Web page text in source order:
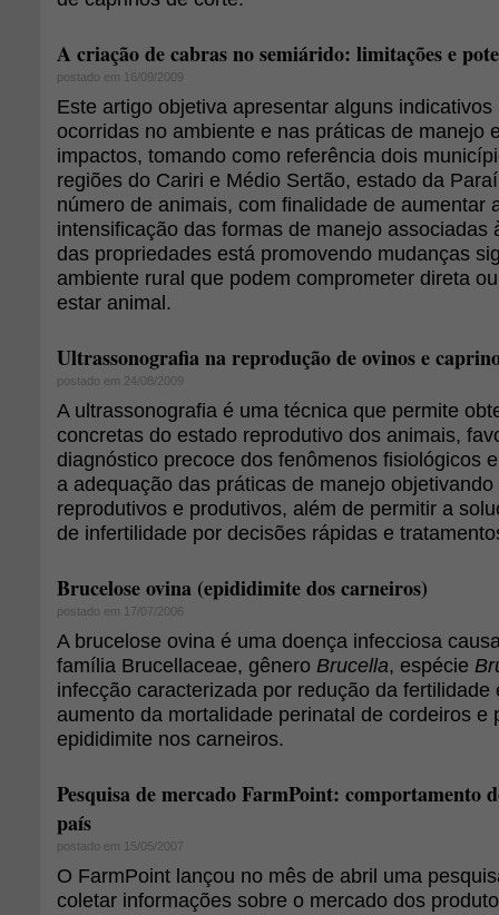
A criação de cabras no semiárido: limitações e
postado em 16/09/2009
Este artigo objetiva apresentar alguns
ocorridas no ambiente e nas práticas de manejo
impactos, tomando como referência dois
regiões do Cariri e Médio Sertão, estado da
número de animais, com finalidade de aumentar
intensificação das formas de manejo associadas
das propriedades está promovendo mudanças
ambiente rural que podem comprometer direta
estar animal.
Ultrassonografia na reprodução de ovinos e
postado em 24/08/2009
A ultrassonografia é uma técnica que permite
concretas do estado reprodutivo dos animais,
diagnóstico precoce dos fenômenos fisiológicos
a adequação das práticas de manejo
reprodutivos e produtivos, além de permitir a
de infertilidade por decisões rápidas e
Brucelose ovina (epididimite dos carneiros)
postado em 17/07/2006
A brucelose ovina é uma doença infecciosa
família Brucellaceae, gênero Brucella, espécie
infecção caracterizada por redução da fertilidade
aumento da mortalidade perinatal de cordeiros e
epididimite nos carneiros.
Pesquisa de mercado FarmPoint: comportamento
país
postado em 15/05/2007
O FarmPoint lançou no mês de abril uma
coletar informações sobre o mercado dos